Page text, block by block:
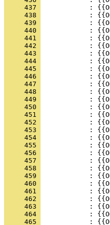
     437
     438
     439
     440
     441
     442
     443
     444
     445
     446
     447
     448
     449
     450
     451
     452
     453
     454
     455
     456
     457
     458
     459
     460
     461
     462
     463
     464
     465